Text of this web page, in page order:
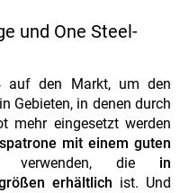
und One Steel-
auf den Markt, um den
Gebieten, in denen durch
mehr eingesetzt werden
mit einem guten
die in
erhältlich ist. Und